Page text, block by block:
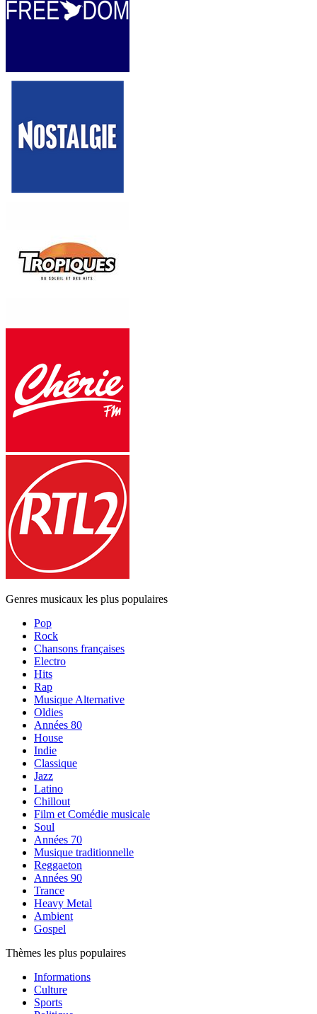
Genres musicaux les plus populaires
Pop
Rock
Chansons françaises
Electro
Hits
Rap
Musique Alternative
Oldies
Années 80
House
Indie
Classique
Jazz
Latino
Chillout
Film et Comédie musicale
Soul
Années 70
Musique traditionnelle
Reggaeton
Années 90
Trance
Heavy Metal
Ambient
Gospel
Thèmes les plus populaires
Informations
Culture
Sports